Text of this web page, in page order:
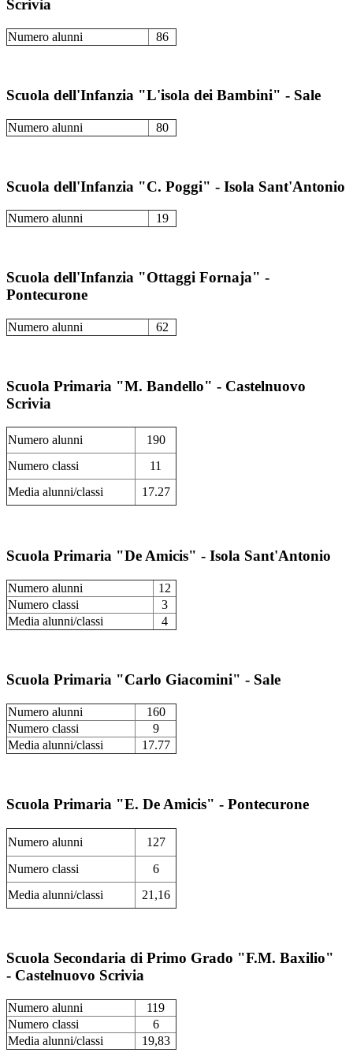
Scrivia
Numero alunni 86
Scuola dell'Infanzia "L'isola dei Bambini" - Sale
Numero alunni 80
Scuola dell'Infanzia "C. Poggi" - Isola Sant'Antonio
Numero alunni 19
Scuola dell'Infanzia "Ottaggi Fornaja" -
Pontecurone
Numero alunni 62
Scuola Primaria "M. Bandello" - Castelnuovo
Scrivia
Numero alunni
190
Numero classi
11
Media alunni/classi
17.27
Scuola Primaria "De Amicis" - Isola Sant'Antonio
Numero alunni
12
Numero classi
3
Media alunni/classi
4
Scuola Primaria "Carlo Giacomini" - Sale
Numero alunni
160
Numero classi
9
Media alunni/classi
17.77
Scuola Primaria "E. De Amicis" - Pontecurone
Numero alunni
127
Numero classi
6
Media alunni/classi
21,16
Scuola Secondaria di Primo Grado "F.M. Baxilio"
- Castelnuovo Scrivia
Numero alunni
119
Numero classi
6
Media alunni/classi
19,83